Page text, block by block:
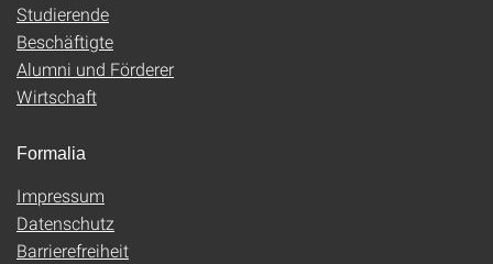
Studierende
Beschäftigte
Alumni und Förderer
Wirtschaft
Formalia
Impressum
Datenschutz
Barrierefreiheit